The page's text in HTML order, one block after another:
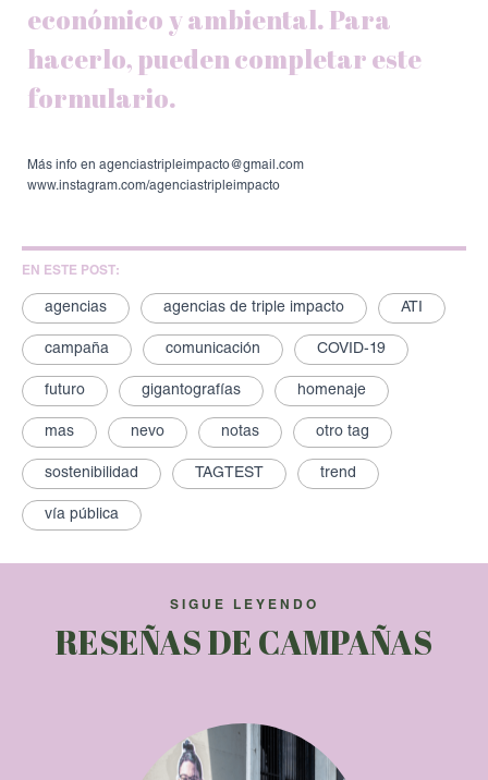
económico y ambiental. Para
hacerlo, pueden completar este
formulario.
Más info en agenciastripleimpacto@gmail.com
www.instagram.com/agenciastripleimpacto
EN ESTE POST:
agencias agencias de triple impacto ATI
campaña comunicación COVID-19
futuro gigantografías homenaje
mas nevo notas otro tag
sostenibilidad TAGTEST trend
vía pública
SIGUE LEYENDO
RESEÑAS DE CAMPAÑAS